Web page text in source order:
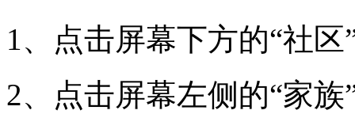
1、点击屏幕下方的“社区
2、点击屏幕左侧的“家族